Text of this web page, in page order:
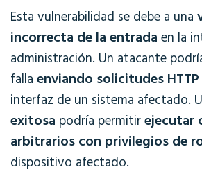
Esta vulnerabilidad se debe a una
incorrecta de la entrada en la
administración. Un atacante
falla enviando solicitudes
interfaz de un sistema afectado.
exitosa podría permitirejecutar
arbitrarios con privilegios de
dispositivo afectado.